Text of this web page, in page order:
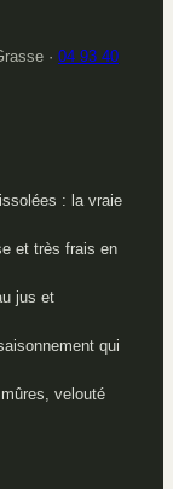
· 04 93 40
: la vraie
et très frais en
jus et
qui
velouté